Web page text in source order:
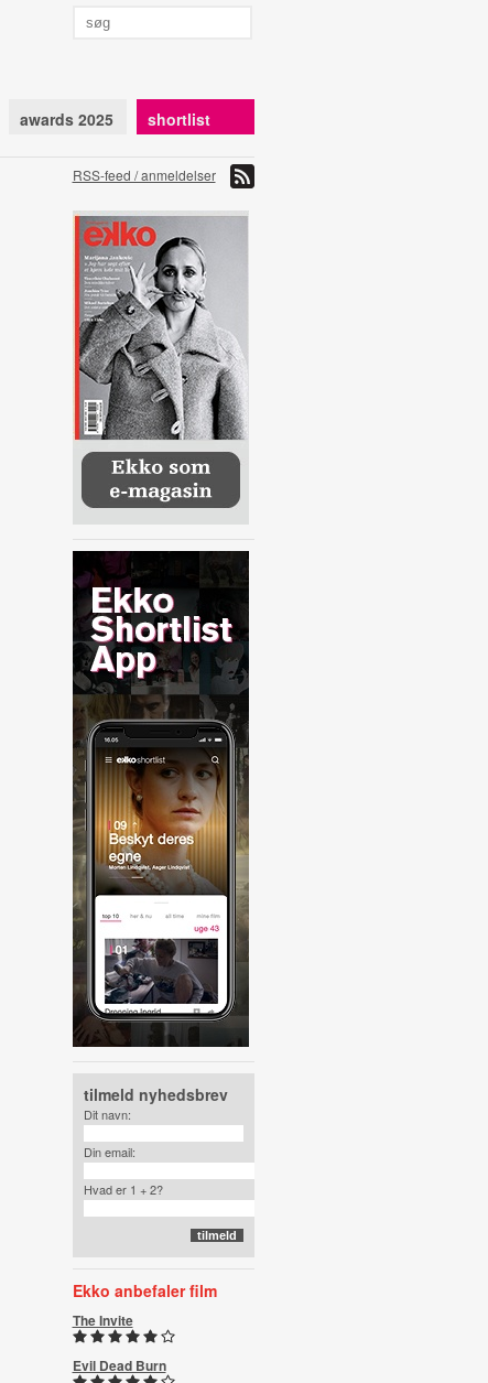
awards 2025 shortlist
RSS-feed / anmeldelser
tilmeld nyhedsbrev
Dit navn:
Din email:
Hvad er 1 + 2?
Ekko anbefaler film
The Invite
Evil Dead Burn